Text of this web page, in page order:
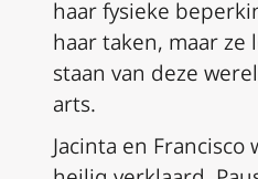
haar fysieke
haar taken, maar ze
staan van deze
arts.
Jacinta en